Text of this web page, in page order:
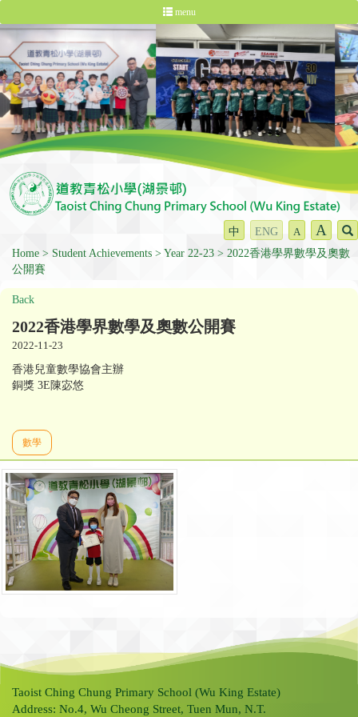
menu
中 ENG A A
Home Student Achievements Year 22-23
2022香港學界數學及奧數
公開賽
Back
2022香港學界數學及奧數公開賽
2022-11-23
香港兒童數學協會主辦
銅獎 3E陳宓悠
數學
Taoist Ching Chung Primary School (Wu King Estate)
Address: No.4, Wu Cheong Street, Tuen Mun, N.T.